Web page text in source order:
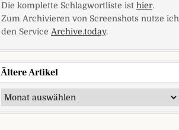
Die komplette Schlagwortliste ist hier.
Zum Archivieren von Screenshots nutze ich
den Service Archive.today.
Ältere Artikel
Ältere Artikel